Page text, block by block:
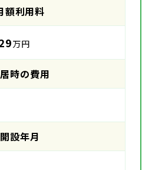
額利用料
万円
時の費用
開設年月